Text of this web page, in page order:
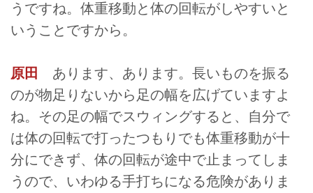
うですね。体重移動と体の回転がしやすいと
いうことですから。
原田
あります、あります。長いものを振る
のが物足りないから足の幅を広げていますよ
ね。その足の幅でスウィングすると、自分で
は体の回転で打ったつもりでも体重移動が十
分にできず、体の回転が途中で止まってしま
うので、いわゆる手打ちになる危険がありま